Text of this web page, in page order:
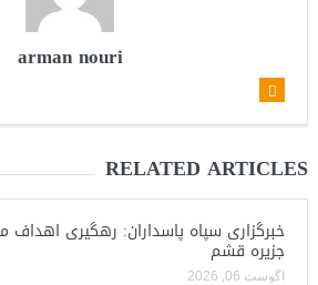
arman nouri
RELATED ARTICLES
خبرگزاری سپاه پاسداران: رهگیری اهداف
جزیره قشم
آگوست 06, 2026